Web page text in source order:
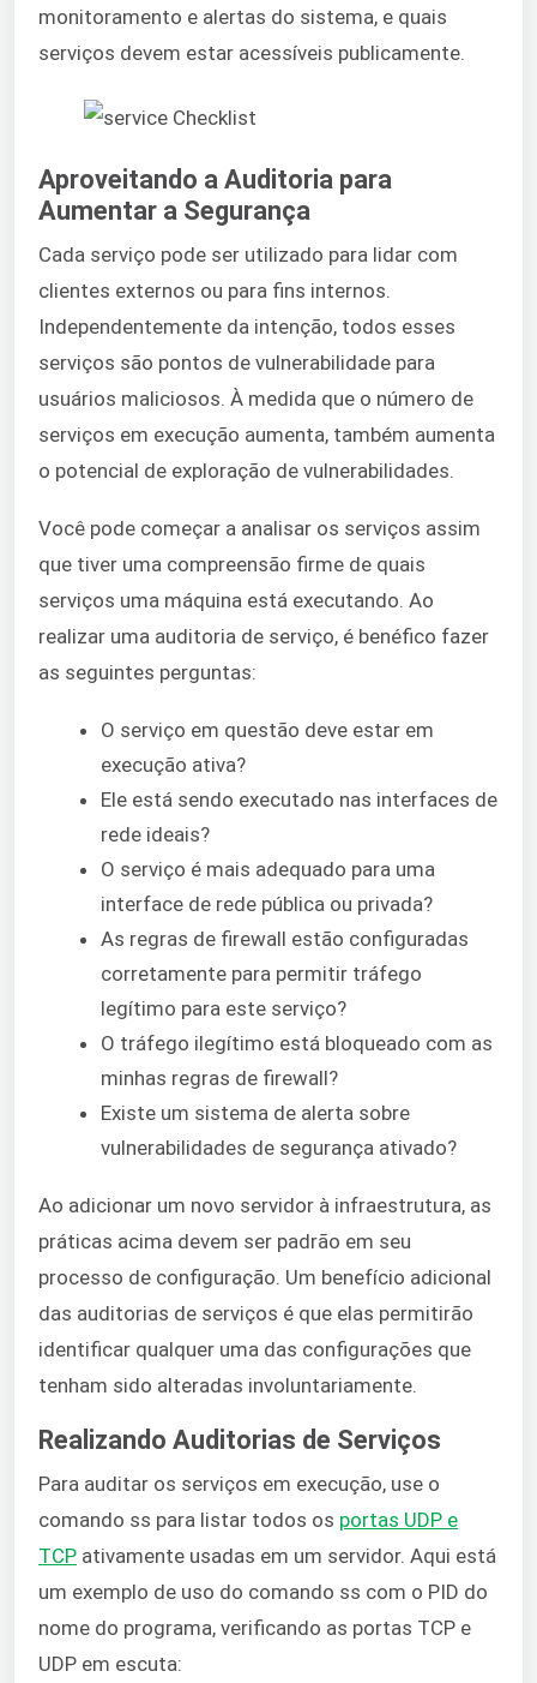
monitoramento e alertas do sistema, e quais
serviços devem estar acessíveis publicamente.
Aproveitando a Auditoria para
Aumentar a Segurança
Cada serviço pode ser utilizado para lidar com
clientes externos ou para fins internos.
Independentemente da intenção, todos esses
serviços são pontos de vulnerabilidade para
usuários maliciosos. À medida que o número de
serviços em execução aumenta, também aumenta
o potencial de exploração de vulnerabilidades.
Você pode começar a analisar os serviços assim
que tiver uma compreensão firme de quais
serviços uma máquina está executando. Ao
realizar uma auditoria de serviço, é benéfico fazer
as seguintes perguntas:
O serviço em questão deve estar em
execução ativa?
Ele está sendo executado nas interfaces de
rede ideais?
O serviço é mais adequado para uma
interface de rede pública ou privada?
As regras de firewall estão configuradas
corretamente para permitir tráfego
legítimo para este serviço?
O tráfego ilegítimo está bloqueado com as
minhas regras de firewall?
Existe um sistema de alerta sobre
vulnerabilidades de segurança ativado?
Ao adicionar um novo servidor à infraestrutura, as
práticas acima devem ser padrão em seu
processo de configuração. Um benefício adicional
das auditorias de serviços é que elas permitirão
identificar qualquer uma das configurações que
tenham sido alteradas involuntariamente.
Realizando Auditorias de Serviços
Para auditar os serviços em execução, use o
comando ss para listar todos os portas UDP e
TCP ativamente usadas em um servidor. Aqui está
um exemplo de uso do comando ss com o PID do
nome do programa, verificando as portas TCP e
UDP em escuta: